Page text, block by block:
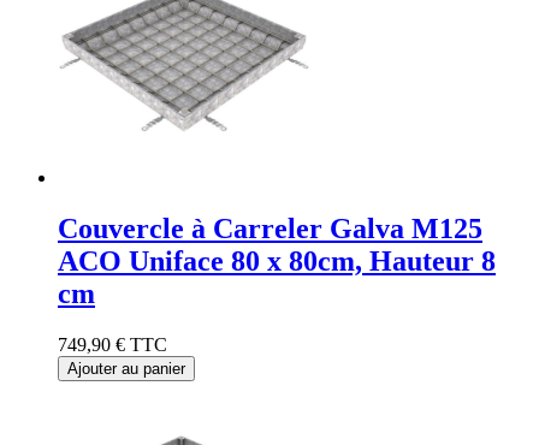
Couvercle à Carreler Galva M125
ACO Uniface 80 x 80cm, Hauteur 8
cm
749,90 € TTC
Ajouter au panier